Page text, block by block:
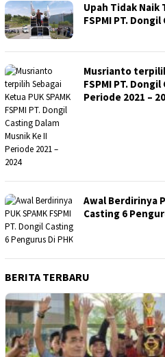
Upah Tidak Naik
FSPMI PT.
Musrianto
FSPMI PT.
Periode 2021 –
Awal Berdirinya
Casting 6
BERITA TERBARU